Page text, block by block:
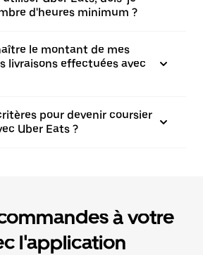
d'heures minimum ?
le montant de mes
livraisons effectuées avec
pour devenir coursier
Uber Eats ?
à votre
l'application